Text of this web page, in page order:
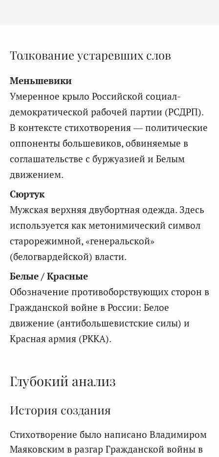
Толкование устаревших слов
Меньшевики
Умеренное крыло Российской социал-
демократической рабочей партии (РСДРП).
В контексте стихотворения — политические
оппоненты большевиков, обвиняемые в
соглашательстве с буржуазией и Белым
движением.
Сюртук
Мужская верхняя двубортная одежда. Здесь
используется как метонимический символ
старорежимной, «генеральской»
(белогвардейской) власти.
Белые / Красные
Обозначение противоборствующих сторон в
Гражданской войне в России: Белое
движение (антибольшевистские силы) и
Красная армия (РККА).
Глубокий анализ
История создания
Стихотворение было написано Владимиром
Маяковским в разгар Гражданской войны в